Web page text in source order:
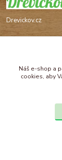
Drevickov.cz
+420 732
Náš e-shop a
cookies, aby